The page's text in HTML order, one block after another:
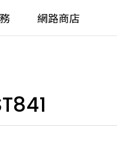
/ 樂齡
網路商店